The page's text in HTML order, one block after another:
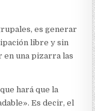
es generar
libre y sin
una pizarra las
hará que la
Es decir, el